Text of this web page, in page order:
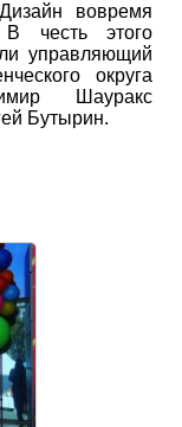
вовремя
В честь этого
управляющий
округа
Шауракс
Бутырин.